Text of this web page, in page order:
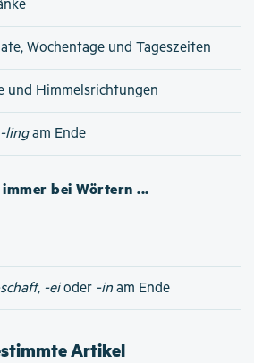
Wochentage und Tageszeiten
und Himmelsrichtungen
-lingam Ende
bei Wörtern ...
, -eioder -in am Ende
Artikel